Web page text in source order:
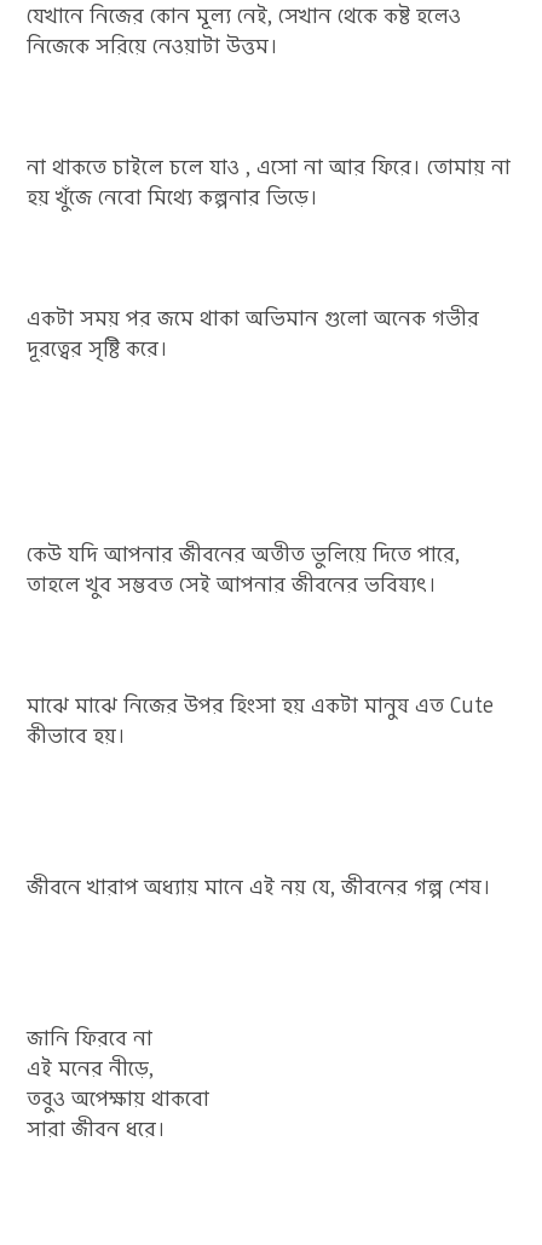
যেখানে নিজের কোন মূল্য নেই, সেখান থেকে কষ্ট হলেও
নিজেকে সরিয়ে নেওয়াটা উত্তম।
না থাকতে চাইলে চলে যাও , এসো না আর ফিরে। তোমায় না
হয় খুঁজে নেবো মিথ্যে কল্পনার ভিড়ে।
একটা সময় পর জমে থাকা অভিমান গুলো অনেক গভীর
দূরত্বের সৃষ্টি করে।
কেউ যদি আপনার জীবনের অতীত ভুলিয়ে দিতে পারে,
তাহলে খুব সম্ভবত সেই আপনার জীবনের ভবিষ্যৎ।
মাঝে মাঝে নিজের উপর হিংসা হয় একটা মানুষ এত Cute
কীভাবে হয়।
জীবনে খারাপ অধ্যায় মানে এই নয় যে, জীবনের গল্প শেষ।
জানি ফিরবে না
এই মনের নীড়ে,
তবুও অপেক্ষায় থাকবো
সারা জীবন ধরে।